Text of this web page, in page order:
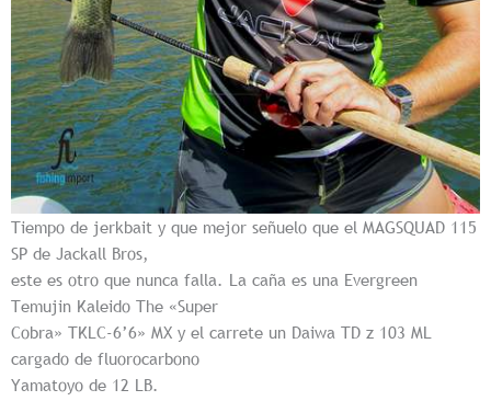
Tiempo de jerkbait y que mejor señuelo que el MAGSQUAD 115
SP de Jackall Bros,
este es otro que nunca falla. La caña es una Evergreen
Temujin Kaleido The «Super
Cobra» TKLC-6’6» MX y el carrete un Daiwa TD z 103 ML
cargado de fluorocarbono
Yamatoyo de 12 LB.